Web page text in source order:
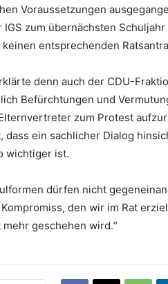
Voraussetzungen
IGS zum übernächsten
keinen entsprechenden
denn auch der CDU-
Befürchtungen und
zum Protest
dass ein sachlicher Dialog
wichtiger ist.
dürfen nicht
Kompromiss, den wir im Rat
mehr geschehen wird.“